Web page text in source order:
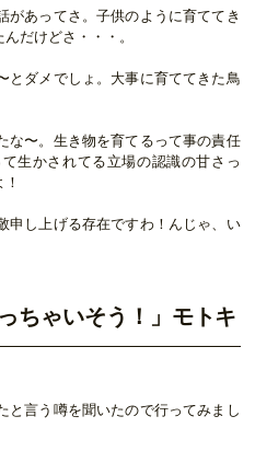
あってさ。子供のように育ててき
だけどさ・・・。
とダメでしょ。大事に育ててきた鳥
〜。生き物を育てるって事の責任
生かされてる立場の認識の甘さっ
し上げる存在ですわ！んじゃ、い
ゃいそう！」モトキ
と言う噂を聞いたので行ってみまし